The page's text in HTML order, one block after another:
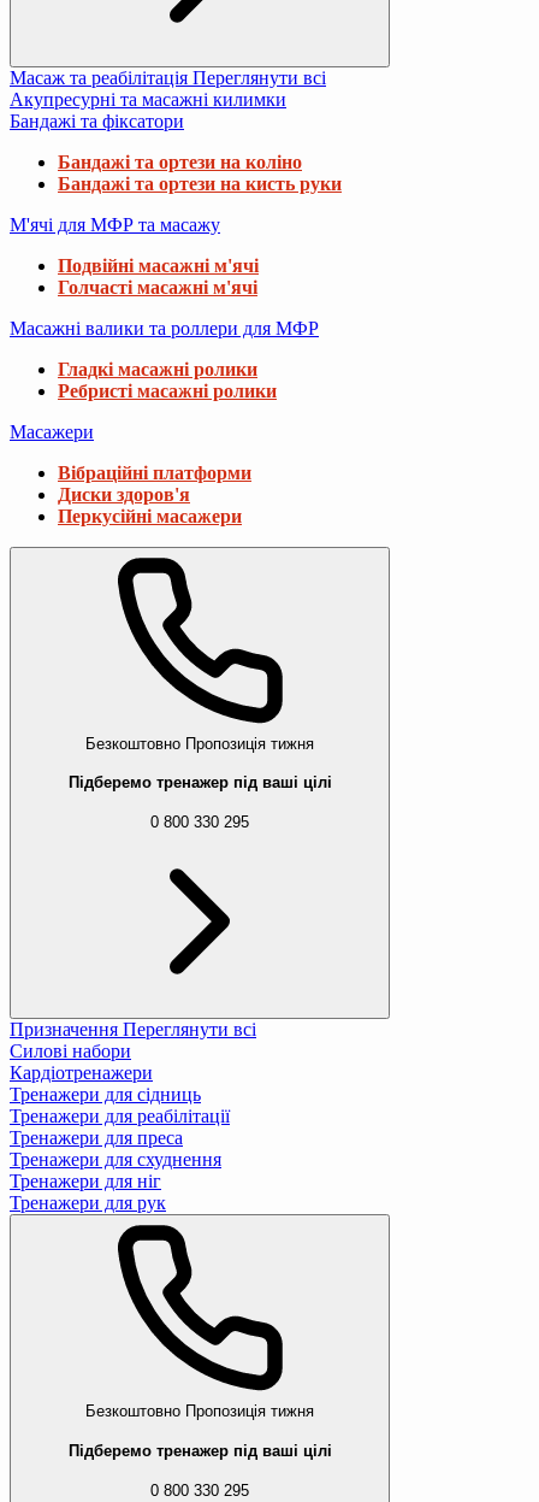
Масаж та реабілітація Переглянути всі
Акупресурні та масажні килимки
Бандажі та фіксатори
Бандажі та ортези на коліно
Бандажі та ортези на кисть руки
М'ячі для МФР та масажу
Подвійні масажні м'ячі
Голчасті масажні м'ячі
Масажні валики та роллери для МФР
Гладкі масажні ролики
Ребристі масажні ролики
Масажери
Вібраційні платформи
Диски здоров'я
Перкусійні масажери
Безкоштовно Пропозиція тижня
Підберемо тренажер під ваші цілі
0 800 330 295
Призначення Переглянути всі
Силові набори
Кардіотренажери
Тренажери для сідниць
Тренажери для реабілітації
Тренажери для преса
Тренажери для схуднення
Тренажери для ніг
Тренажери для рук
Безкоштовно Пропозиція тижня
Підберемо тренажер під ваші цілі
0 800 330 295